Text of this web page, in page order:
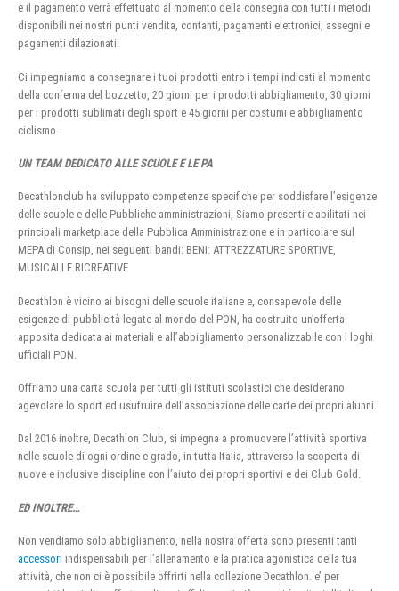
e il pagamento verrà effettuato al momento della consegna con tutti i metodi
disponibili nei nostri punti vendita, contanti, pagamenti elettronici, assegni e
pagamenti dilazionati.
Ci impegniamo a consegnare i tuoi prodotti entro i tempi indicati al momento
della conferma del bozzetto, 20 giorni per i prodotti abbigliamento, 30 giorni
per i prodotti sublimati degli sport e 45 giorni per costumi e abbigliamento
ciclismo.
UN TEAM DEDICATO ALLE SCUOLE E LE PA
Decathlonclub ha sviluppato competenze specifiche per soddisfare l’esigenze
delle scuole e delle Pubbliche amministrazioni, Siamo presenti e abilitati nei
principali marketplace della Pubblica Amministrazione e in particolare sul
MEPA di Consip, nei seguenti bandi: BENI: ATTREZZATURE SPORTIVE,
MUSICALI E RICREATIVE
Decathlon è vicino ai bisogni delle scuole italiane e, consapevole delle
esigenze di pubblicità legate al mondo del PON, ha costruito un’offerta
apposita dedicata ai materiali e all’abbigliamento personalizzabile con i loghi
ufficiali PON.
Offriamo una carta scuola per tutti gli istituti scolastici che desiderano
agevolare lo sport ed usufruire dell’associazione delle carte dei propri alunni.
Dal 2016 inoltre, Decathlon Club, si impegna a promuovere l’attività sportiva
nelle scuole di ogni ordine e grado, in tutta Italia, attraverso la scoperta di
nuove e inclusive discipline con l’aiuto dei propri sportivi e dei Club Gold.
ED INOLTRE…
Non vendiamo solo abbigliamento, nella nostra offerta sono presenti tanti
accessori indispensabili per l’allenamento e la pratica agonistica della tua
attività, che non ci è possibile offrirti nella collezione Decathlon. e’ per